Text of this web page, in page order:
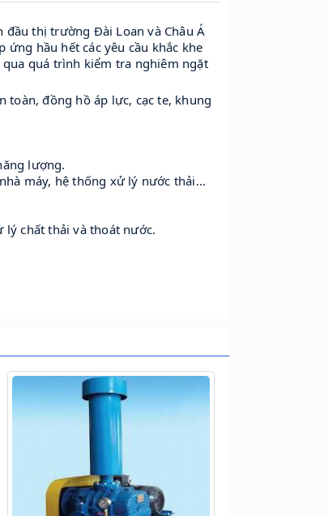
thị trường Đài Loan và Châu Á
hầu hết các yêu cầu khắc khe
quá trình kiểm tra nghiêm ngặt
toàn, đồng hồ áp lực, cạc te, khung
lượng.
máy, hệ thống xử lý nước thải...
lý chất thải và thoát nước.